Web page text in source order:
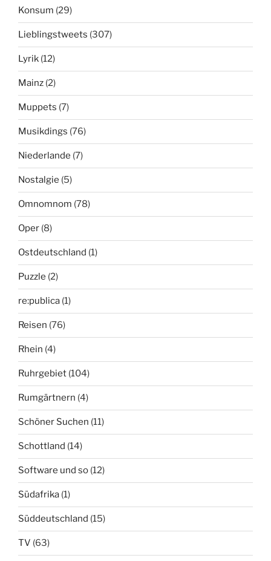
Konsum (29)
Lieblingstweets (307)
Lyrik (12)
Mainz (2)
Muppets (7)
Musikdings (76)
Niederlande (7)
Nostalgie (5)
Omnomnom (78)
Oper (8)
Ostdeutschland (1)
Puzzle (2)
re:publica (1)
Reisen (76)
Rhein (4)
Ruhrgebiet (104)
Rumgärtnern (4)
Schöner Suchen (11)
Schottland (14)
Software und so (12)
Südafrika (1)
Süddeutschland (15)
TV (63)